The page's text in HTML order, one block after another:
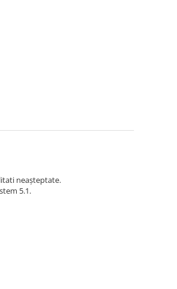
neașteptate.
5.1.